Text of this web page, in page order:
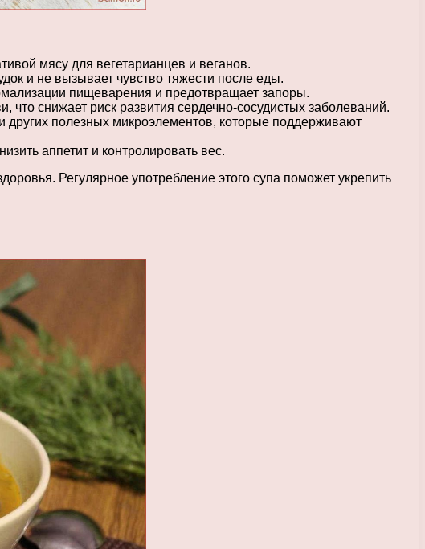
мясу для вегетарианцев и веганов.
и не вызывает чувство тяжести после еды.
пищеварения и предотвращает запоры.
что снижает риск развития сердечно-сосудистых заболеваний.
других полезных микроэлементов, которые поддерживают
аппетит и контролировать вес.
Регулярное употребление этого супа поможет укрепить